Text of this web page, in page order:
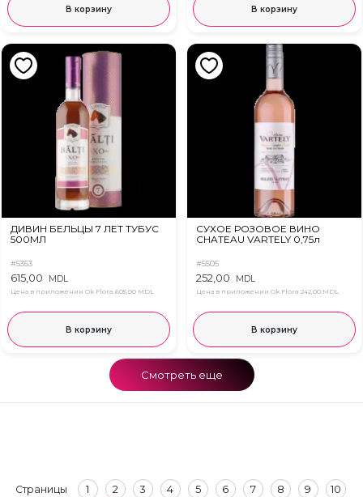
В корзину В корзину
ДИВИН БЕЛЬЦЫ 7 ЛЕТ ТУБУС
500МЛ
#5353
615,00 MDL
Цена в приложении Ok Flora 605,00 MDL
В корзину
СУХОЕ РОЗОВОЕ ВИНО
CHATEAU VARTELY 0,75л
#5505
252,00 MDL
Цена в приложении Ok Flora 242,00 MDL
В корзину
Смотреть еще
Страницы 1 2 3 4 5 6 7 8 9
10